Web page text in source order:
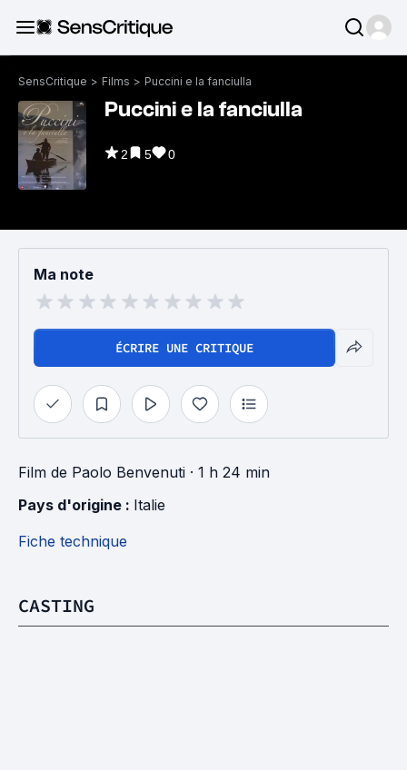
SensCritique > Films > Puccini e la fanciulla
Puccini e la fanciulla
2 5 0
Ma note
ÉCRIRE UNE CRITIQUE
Film de Paolo Benvenuti · 1 h 24 min
Pays d'origine : Italie
Fiche technique
CASTING